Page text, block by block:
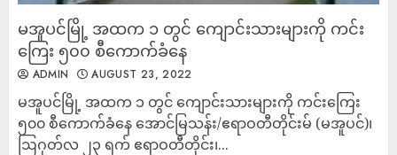
မအူပင်မြို့ အထက ၁ တွင် ကျောင်းသားများကို ကင်း
ကြေး ၅၀၀ စီကောက်ခံနေ
ADMIN AUGUST 23, 2022
မအူပင်မြို့ အထက ၁ တွင် ကျောင်းသားများကို ကင်းကြေး
၅၀၀ စီကောက်ခံနေ အောင်မြသန်း/ဧရာဝတီတိုင်းမ် (မအူပင်)၊
ဩဂုတ်လ ၂၃ ရက် ဧရာဝတီတိုင်း၊...